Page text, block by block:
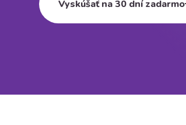
Vyskúšať na 30 dní zadarmo